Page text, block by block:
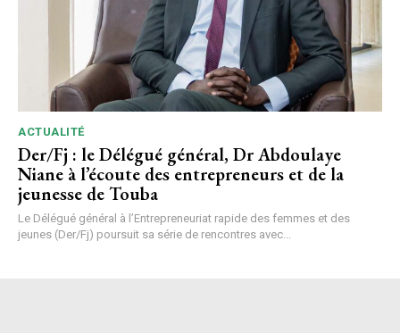
ACTUALITÉ
Der/Fj : le Délégué général, Dr Abdoulaye
Niane à l’écoute des entrepreneurs et de la
jeunesse de Touba
Le Délégué général à l’Entrepreneuriat rapide des femmes et des
jeunes (Der/Fj) poursuit sa série de rencontres avec...